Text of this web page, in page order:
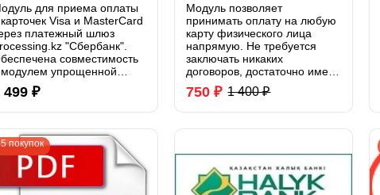
для приема оплаты
Visa и MasterCard
шлюз
"Сбербанк".
совместимость
модулем упрощенной
и заказа
499 ₽
Модуль позволяет
принимать оплату на любую
карту физического лица
напрямую. Не требуется
заключать никаких
договоров, достаточно иметь
любую банковскую карту (на
банковские карты Тинькофф
750 ₽ 1 400 ₽
покупок